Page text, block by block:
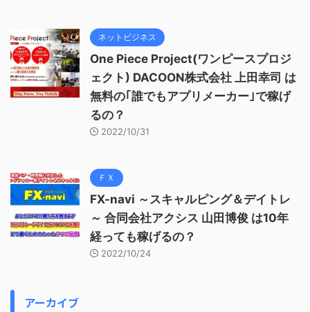
ネットビジネス
One Piece Project(ワンピースプロジ
ェクト) DACOON株式会社 上田幸司 は
無料の｢誰でもアプリメーカー｣で稼げ
るの？
2022/10/31
ＦＸ
FX-navi ～スキャルピング＆デイトレ
～ 合同会社アクシス 山田博俊 は10年
経っても稼げるの？
2022/10/24
アーカイブ